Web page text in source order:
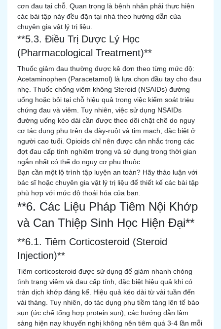
cơn đau tại chỗ. Quan trọng là bệnh nhân phải thực hiện
các bài tập này đều đặn tại nhà theo hướng dẫn của
chuyên gia vật lý trị liệu.
**5.3. Điều Trị Dược Lý Học
(Pharmacological Treatment)**
Thuốc giảm đau thường được kê đơn theo từng mức độ:
Acetaminophen (Paracetamol) là lựa chọn đầu tay cho đau
nhẹ. Thuốc chống viêm không Steroid (NSAIDs) đường
uống hoặc bôi tại chỗ hiệu quả trong việc kiểm soát triệu
chứng đau và viêm. Tuy nhiên, việc sử dụng NSAIDs
đường uống kéo dài cần được theo dõi chặt chẽ do nguy
cơ tác dụng phụ trên dạ dày-ruột và tim mạch, đặc biệt ở
người cao tuổi. Opioids chỉ nên được cân nhắc trong các
đợt đau cấp tính nghiêm trọng và sử dụng trong thời gian
ngắn nhất có thể do nguy cơ phụ thuộc.
Bạn cần một lộ trình tập luyện an toàn? Hãy thảo luận với
bác sĩ hoặc chuyên gia vật lý trị liệu để thiết kế các bài tập
phù hợp với mức độ thoái hóa của bạn.
**6. Các Liệu Pháp Tiêm Nội Khớp
và Can Thiệp Sinh Học Hiện Đại**
**6.1. Tiêm Corticosteroid (Steroid
Injection)**
Tiêm corticosteroid được sử dụng để giảm nhanh chóng
tình trạng viêm và đau cấp tính, đặc biệt hiệu quả khi có
tràn dịch khớp đáng kể. Hiệu quả kéo dài từ vài tuần đến
vài tháng. Tuy nhiên, do tác dụng phụ tiềm tàng lên tế bào
sụn (ức chế tổng hợp protein sụn), các hướng dẫn lâm
sàng hiện nay khuyến nghị không nên tiêm quá 3-4 lần mỗi